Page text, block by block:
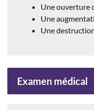
Une ouverture
Une
Une
Examen médical